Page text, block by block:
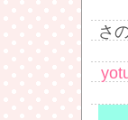
さ